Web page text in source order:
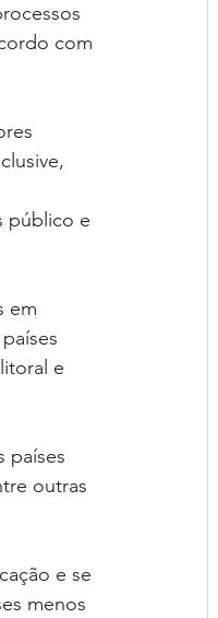
com
público e
em
e
países
outras
e se
menos